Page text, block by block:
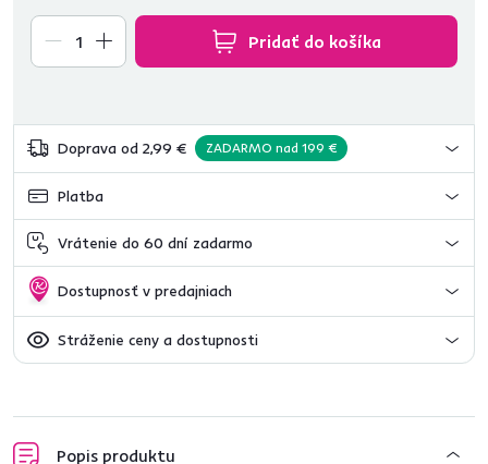
Pridať do košíka
Doprava od 2,99 € ZADARMO nad 199 €
Platba
Vrátenie do 60 dní zadarmo
Dostupnosť v predajniach
Stráženie ceny a dostupnosti
Popis produktu